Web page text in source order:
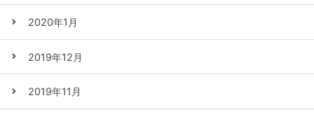
2020年1月
2019年12月
2019年11月